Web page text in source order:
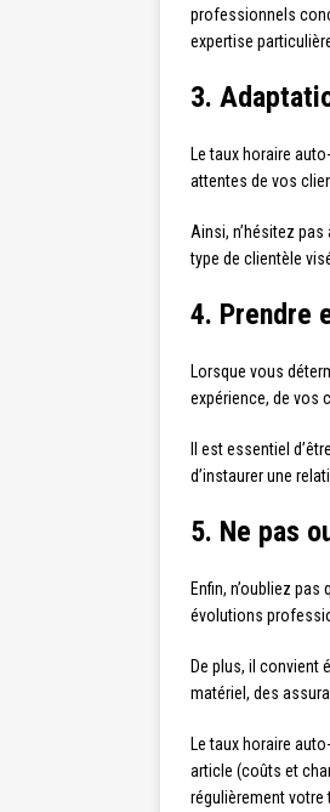
professionnels
expertise
3.
Le taux horaire
attentes de vos
Ainsi, n’hésitez
type de clientèle
4. Prendre
Lorsque vous
expérience, de vos
Il est essentiel
d’instaurer une
5. Ne pas
Enfin, n’oubliez
évolutions
De plus, il convient
matériel, des
Le taux horaire
article (coûts et
régulièrement votre